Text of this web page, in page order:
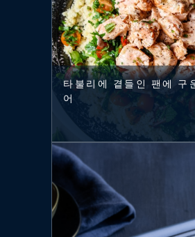
타불리에 곁들인 팬에 구
어